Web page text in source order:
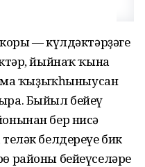
— күлдәктәрҙәге
йыйнаҡ ҡына
ҡыҙыҡһыныусан
Быйыл бейеү
бер нисә
белдереүе бик
районы бейеүселәре